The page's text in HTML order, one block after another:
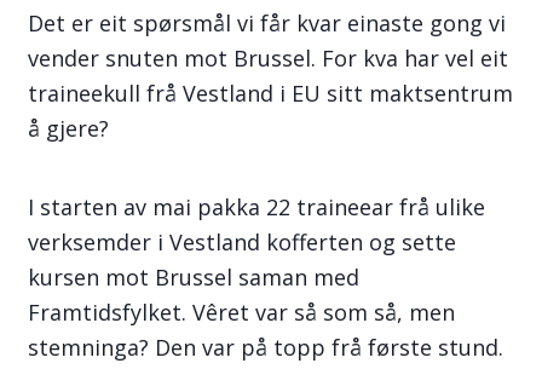
Det er eit spørsmål vi får kvar einaste gong vi
vender snuten mot Brussel. For kva har vel eit
traineekull frå Vestland i EU sitt maktsentrum
å gjere?
I starten av mai pakka 22 traineear frå ulike
verksemder i Vestland kofferten og sette
kursen mot Brussel saman med
Framtidsfylket. Vêret var så som så, men
stemninga? Den var på topp frå første stund.